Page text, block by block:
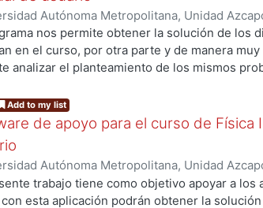
Autónoma Metropolitana, Unidad
e Ingeniería, Departamento de Ciencias
; Rodríguez Soria, Abelardo ;Falcón
nos permite obtener la solución de los
en el curso, por otra parte y de manera
analizar el planteamiento de los mismos
Add to my list
de apoyo para el curso de Física
Autónoma Metropolitana, Unidad
e Ingeniería, Departamento de Ciencias
;Falcón Hernández, Nicolás;Rodríguez
trabajo tiene como objetivo apoyar a los
esta aplicación podrán obtener la